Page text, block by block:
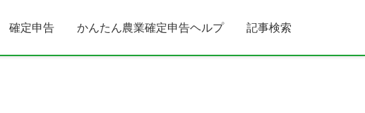
確定申告 かんたん農業確定申告ヘルプ 記事検索